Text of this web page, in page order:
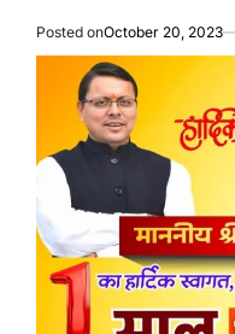
Posted onOctober 20, 2023